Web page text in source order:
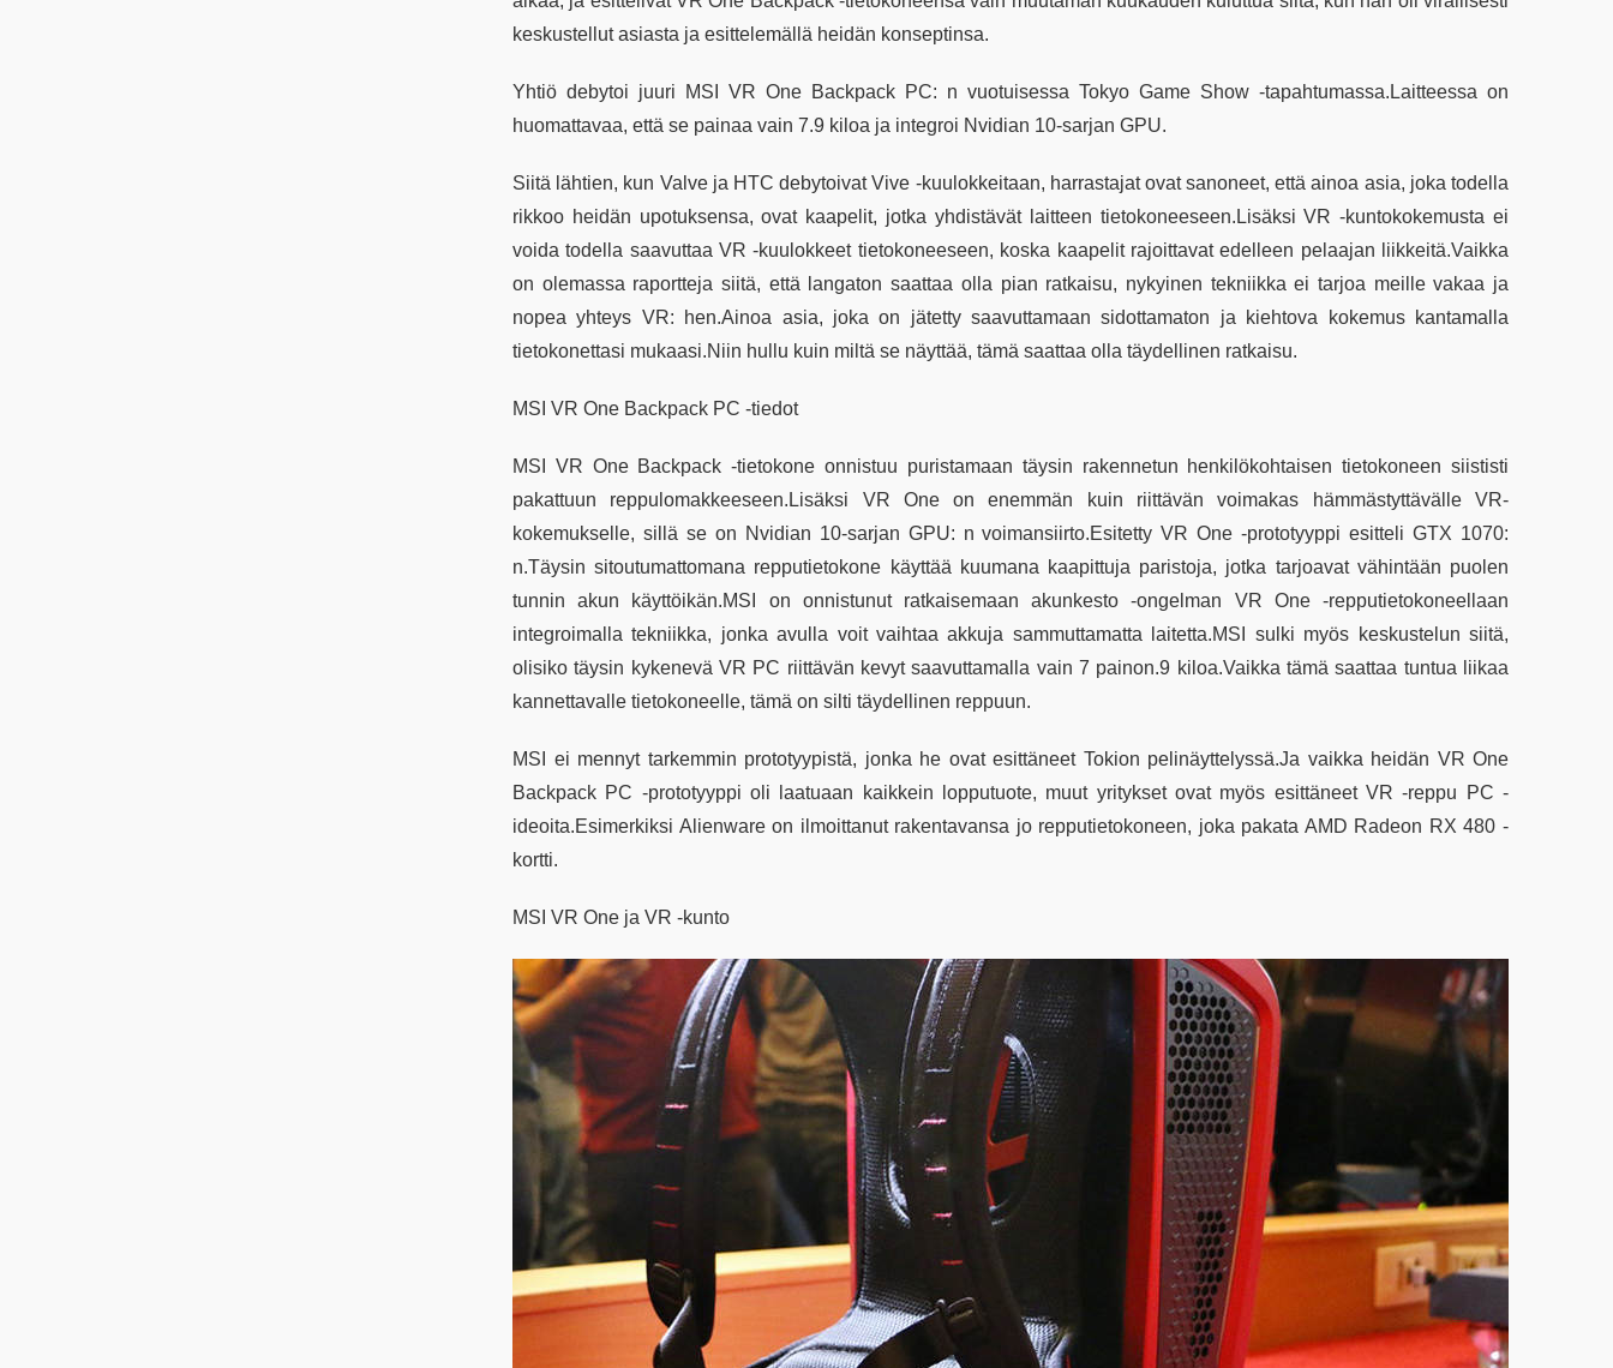
keskustellut asiasta ja esittelemällä heidän konseptinsa.
Yhtiö debytoi juuri MSI VR One Backpack PC: n vuotuisessa Tokyo Game Show -tapahtumassa.Laitteessa on
huomattavaa, että se painaa vain 7.9 kiloa ja integroi Nvidian 10-sarjan GPU.
Siitä lähtien, kun Valve ja HTC debytoivat Vive -kuulokkeitaan, harrastajat ovat sanoneet, että ainoa asia, joka todella
rikkoo heidän upotuksensa, ovat kaapelit, jotka yhdistävät laitteen tietokoneeseen.Lisäksi VR -kuntokokemusta ei
voida todella saavuttaa VR -kuulokkeet tietokoneeseen, koska kaapelit rajoittavat edelleen pelaajan liikkeitä.Vaikka
on olemassa raportteja siitä, että langaton saattaa olla pian ratkaisu, nykyinen tekniikka ei tarjoa meille vakaa ja
nopea yhteys VR: hen.Ainoa asia, joka on jätetty saavuttamaan sidottamaton ja kiehtova kokemus kantamalla
tietokonettasi mukaasi.Niin hullu kuin miltä se näyttää, tämä saattaa olla täydellinen ratkaisu.
MSI VR One Backpack PC -tiedot
MSI VR One Backpack -tietokone onnistuu puristamaan täysin rakennetun henkilökohtaisen tietokoneen siististi
pakattuun reppulomakkeeseen.Lisäksi VR One on enemmän kuin riittävän voimakas hämmästyttävälle VR-
kokemukselle, sillä se on Nvidian 10-sarjan GPU: n voimansiirto.Esitetty VR One -prototyyppi esitteli GTX 1070:
n.Täysin sitoutumattomana repputietokone käyttää kuumana kaapittuja paristoja, jotka tarjoavat vähintään puolen
tunnin akun käyttöikän.MSI on onnistunut ratkaisemaan akunkesto -ongelman VR One -repputietokoneellaan
integroimalla tekniikka, jonka avulla voit vaihtaa akkuja sammuttamatta laitetta.MSI sulki myös keskustelun siitä,
olisiko täysin kykenevä VR PC riittävän kevyt saavuttamalla vain 7 painon.9 kiloa.Vaikka tämä saattaa tuntua liikaa
kannettavalle tietokoneelle, tämä on silti täydellinen reppuun.
MSI ei mennyt tarkemmin prototyypistä, jonka he ovat esittäneet Tokion pelinäyttelyssä.Ja vaikka heidän VR One
Backpack PC -prototyyppi oli laatuaan kaikkein lopputuote, muut yritykset ovat myös esittäneet VR -reppu PC -
ideoita.Esimerkiksi Alienware on ilmoittanut rakentavansa jo repputietokoneen, joka pakata AMD Radeon RX 480 -
kortti.
MSI VR One ja VR -kunto